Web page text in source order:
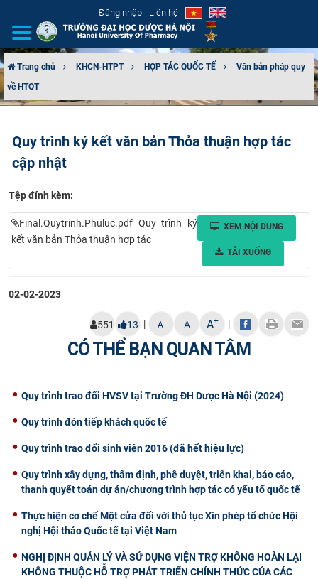
Đăng nhập Liên hệ
GIỚI THIỆU
TUYỂN SINH
ĐÀO TẠO
ĐẢM BẢO CHẤT LƯỢNG
KHOA HỌC CÔNG NGHỆ
HTQT
CỰU NGƯỜI HỌC
Trang chủ KHCN-HTPT HỢP TÁC QUỐC TẾ
Văn bản pháp quy
về HTQT
Quy trình ký kết văn bản Thỏa thuận hợp tác
cập nhật
Tệp đính kèm:
Final.Quytrinh.Phuluc.pdf Quy trình ký
kết văn bản Thỏa thuận hợp tác
XEM NỘI DUNG
TẢI XUỐNG
02-02-2023
551 13 | A- A A+ |
CÓ THỂ BẠN QUAN TÂM
Quy trình trao đổi HVSV tại Trường ĐH Dược Hà Nội (2024)
Quy trình đón tiếp khách quốc tế
Quy trình trao đổi sinh viên 2016 (đã hết hiệu lực)
Quy trình xây dựng, thẩm định, phê duyệt, triển khai, báo cáo,
thanh quyết toán dự án/chương trình hợp tác có yếu tố quốc tế
Thực hiện cơ chế Một cửa đối với thủ tục Xin phép tổ chức Hội
nghị Hội thảo Quốc tế tại Việt Nam
NGHỊ ĐỊNH QUẢN LÝ VÀ SỬ DỤNG VIỆN TRỢ KHÔNG HOÀN LẠI
KHÔNG THUỘC HỖ TRỢ PHÁT TRIỂN CHÍNH THỨC CỦA CÁC